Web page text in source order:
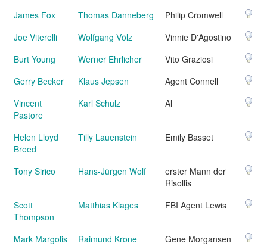
James Fox
Thomas Danneberg
Philip Cromwell
Joe Viterelli
Wolfgang Völz
Vinnie D'Agostino
Burt Young
Werner Ehrlicher
Vito Graziosi
Gerry Becker
Klaus Jepsen
Agent Connell
Vincent
Pastore
Karl Schulz Al
Helen Lloyd
Breed
Tilly Lauenstein Emily Basset
Tony Sirico Hans-Jürgen Wolf
erster Mann der
Risollis
Scott
Thompson
Matthias Klages FBI Agent Lewis
Mark Margolis Raimund Krone
Gene Morgansen